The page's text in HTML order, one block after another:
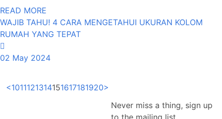
READ MORE
WAJIB TAHU! 4 CARA MENGETAHUI UKURAN KOLOM
RUMAH YANG TEPAT
02 May 2024
<1011121314151617181920>
Never miss a thing, sign up
to the mailing list